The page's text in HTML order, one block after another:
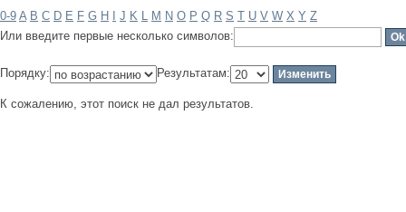
0-9 A B C D E F G H J K L M N O P Q R S T U V W X Y Z
Или введите первые несколько символов:
Порядку: Результатам:
К сожалению, этот поиск не дал результатов.